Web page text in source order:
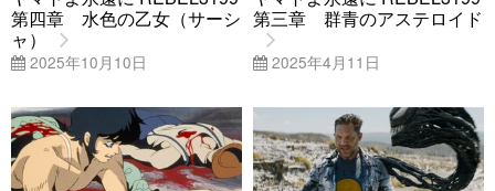
第四章 水色の乙女（サーシ
ャ）
2025年10月10日
第三章 群青のアステロイド
2025年4月11日